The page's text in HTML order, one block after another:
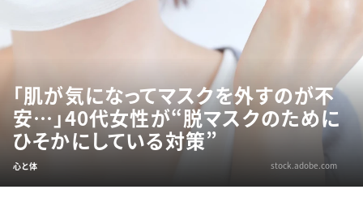
「肌が気になってマスクを外すのが不
安…」40代女性が“脱マスクのために
ひそかにしている対策”
心と体 stock.adobe.com